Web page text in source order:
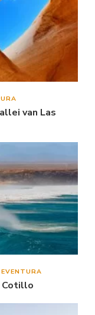
van Las
Cotillo